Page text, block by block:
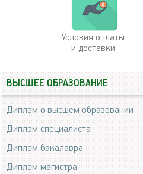
Условия оплаты
и доставки
ВЫСШЕЕ ОБРАЗОВАНИЕ
Диплом о высшем образовании
Диплом специалиста
Диплом бакалавра
Диплом магистра